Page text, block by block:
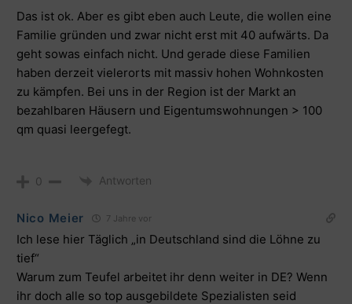
Das ist ok. Aber es gibt eben auch Leute, die wollen eine
Familie gründen und zwar nicht erst mit 40 aufwärts. Da
geht sowas einfach nicht. Und gerade diese Familien
haben derzeit vielerorts mit massiv hohen Wohnkosten
zu kämpfen. Bei uns in der Region ist der Markt an
bezahlbaren Häusern und Eigentumswohnungen > 100
qm quasi leergefegt.
0 Antworten
Nico Meier 7 Jahre vor
Ich lese hier Täglich „in Deutschland sind die Löhne zu
tief“
Warum zum Teufel arbeitet ihr denn weiter in DE? Wenn
ihr doch alle so top ausgebildete Spezialisten seid